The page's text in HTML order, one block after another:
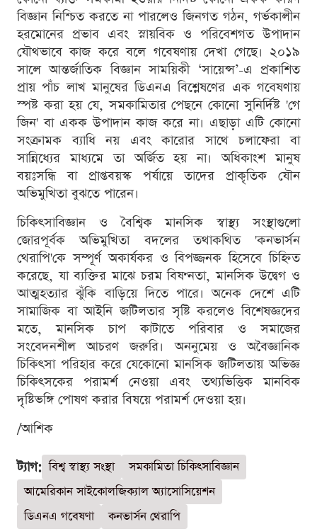
বিজ্ঞান নিশ্চিত করতে না পারলেও জিনগত গঠন, গর্ভকালীন
হরমোনের প্রভাব এবং স্নায়বিক ও পরিবেশগত উপাদান
যৌথভাবে কাজ করে বলে গবেষণায় দেখা গেছে। ২০১৯
সালে আন্তর্জাতিক বিজ্ঞান সাময়িকী ‘সায়েন্স’-এ প্রকাশিত
প্রায় পাঁচ লাখ মানুষের ডিএনএ বিশ্লেষণের এক গবেষণায়
স্পষ্ট করা হয় যে, সমকামিতার পেছনে কোনো সুনির্দিষ্ট 'গে
জিন' বা একক উপাদান কাজ করে না। এছাড়া এটি কোনো
সংক্রামক ব্যাধি নয় এবং কারোর সাথে চলাফেরা বা
সান্নিধ্যের মাধ্যমে তা অর্জিত হয় না। অধিকাংশ মানুষ
বয়ঃসন্ধি বা প্রাপ্তবয়স্ক পর্যায়ে তাদের প্রাকৃতিক যৌন
অভিমুখিতা বুঝতে পারেন।
চিকিৎসাবিজ্ঞান ও বৈশ্বিক মানসিক স্বাস্থ্য সংস্থাগুলো
জোরপূর্বক অভিমুখিতা বদলের তথাকথিত 'কনভার্সন
থেরাপি'কে সম্পূর্ণ অকার্যকর ও বিপজ্জনক হিসেবে চিহ্নিত
করেছে, যা ব্যক্তির মাঝে চরম বিষণ্নতা, মানসিক উদ্বেগ ও
আত্মহত্যার ঝুঁকি বাড়িয়ে দিতে পারে। অনেক দেশে এটি
সামাজিক বা আইনি জটিলতার সৃষ্টি করলেও বিশেষজ্ঞদের
মতে, মানসিক চাপ কাটাতে পরিবার ও সমাজের
সংবেদনশীল আচরণ জরুরি। অননুমেয় ও অবৈজ্ঞানিক
চিকিৎসা পরিহার করে যেকোনো মানসিক জটিলতায় অভিজ্ঞ
চিকিৎসকের পরামর্শ নেওয়া এবং তথ্যভিত্তিক মানবিক
দৃষ্টিভঙ্গি পোষণ করার বিষয়ে পরামর্শ দেওয়া হয়।
/আশিক
ট্যাগ: বিশ্ব স্বাস্থ্য সংস্থা
সমকামিতা চিকিৎসাবিজ্ঞান
আমেরিকান সাইকোলজিক্যাল অ্যাসোসিয়েশন
ডিএনএ গবেষণা
কনভার্সন থেরাপি